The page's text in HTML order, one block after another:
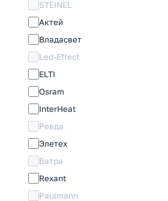
STEINEL
Актей
Владасвет
Led-Effect
ELTI
Osram
InterHeat
Ревда
Элетех
Ватра
Rexant
Paulmann